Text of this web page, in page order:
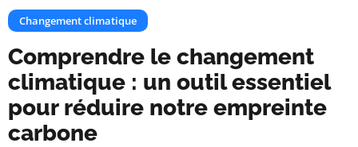
Changement climatique
Comprendre le changement
climatique : un outil essentiel
pour réduire notre empreinte
carbone